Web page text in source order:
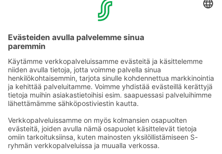
Sähköpostiosoitteet S-ryhmässä ovat muotoa
etunimi.sukunimi@sok.fi
Seuraa meitä: